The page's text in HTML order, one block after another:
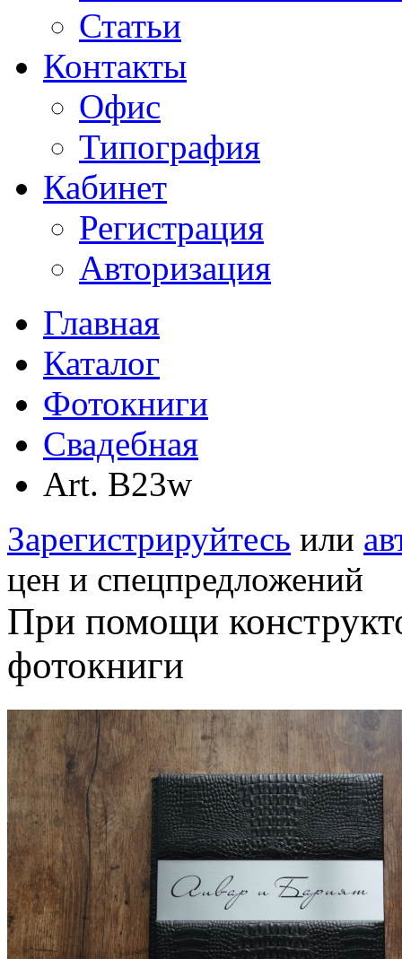
Статьи
Контакты
Офис
Типография
Кабинет
Регистрация
Авторизация
Главная
Каталог
Фотокниги
Свадебная
Art. B23w
Зарегистрируйтесь или
цен и спецпредложений
При помощи
фотокниги